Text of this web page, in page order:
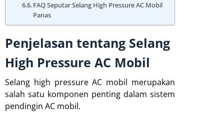
FAQ Seputar Selang High Pressure AC Mobil
Panas
Penjelasan tentang Selang
High Pressure AC Mobil
Selang high pressure AC mobil merupakan
salah satu komponen penting dalam sistem
pendingin AC mobil.